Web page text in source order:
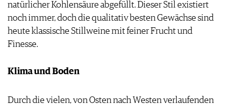
natürlicher Kohlensäure abgefüllt. Dieser Stil existiert
noch immer, doch die qualitativ besten Gewächse sind
heute klassische Stillweine mit feiner Frucht und
Finesse.
Klima und Boden
Durch die vielen, von Osten nach Westen verlaufenden